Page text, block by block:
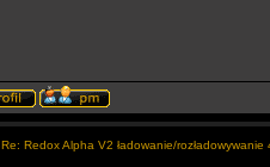
Re: Redox Alpha V2 ładowanie/rozładowywanie